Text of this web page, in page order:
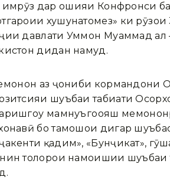
имрӯз дар ҳошияи Конфронси
хушунатомез» ки
давлати Уммон Муҳаммад ал
дидан намуд.
аз ҷониби кормандони
шуъбаи табиати
мамнуъгоҳояш
бо тамошои дигар
қадим», «Бунҷикат»,
толорҳои намоишии шуъбаи